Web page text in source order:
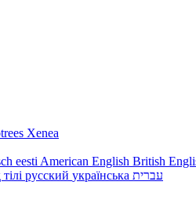
Xenea
eesti American English British
русский українська עברית